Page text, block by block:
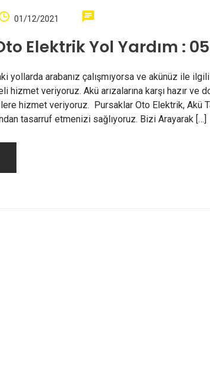
01/12/2021
Elektrik Yol Yardım :
yollarda arabanız çalışmıyorsa ve akünüz ile
veriyoruz. Akü arızalarına karşı hazır ve
hizmet veriyoruz. Pursaklar Oto Elektrik, Akü
tasarruf etmenizi sağlıyoruz. Bizi Arayarak […]